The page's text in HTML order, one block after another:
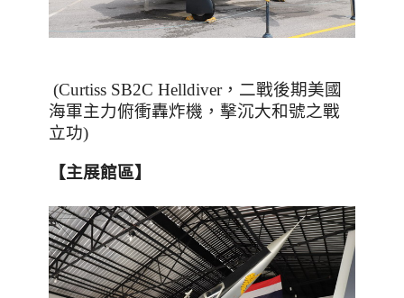
(Curtiss SB2C Helldiver，二戰後期美國
海軍主力俯衝轟炸機，擊沉大和號之戰
立功)
【主展館區】